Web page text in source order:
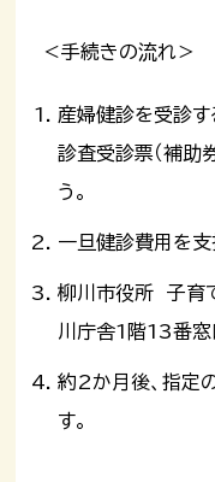
＜手続きの流れ＞
産婦健診を受診す
診査受診票（補助
う。
一旦健診費用を支
柳川市役所 子育
川庁舎1階13番窓
約2か月後、指定
す。